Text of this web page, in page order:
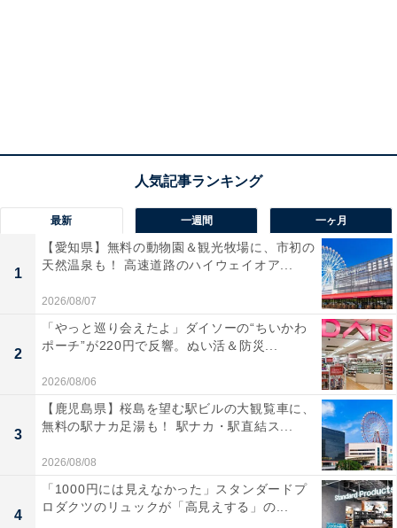
最新 一週間 一ヶ月
1
【愛知県】無料の動物園＆観光牧場に、市初の
天然温泉も！ 高速道路のハイウェイオア...
2026/08/07
2
「やっと巡り会えたよ」ダイソーの“ちいかわ
ポーチ”が220円で反響。ぬい活＆防災...
2026/08/06
3
【鹿児島県】桜島を望む駅ビルの大観覧車に、
無料の駅ナカ足湯も！ 駅ナカ・駅直結ス...
2026/08/08
4
「1000円には見えなかった」スタンダードプ
ロダクツのリュックが「高見えする」の...